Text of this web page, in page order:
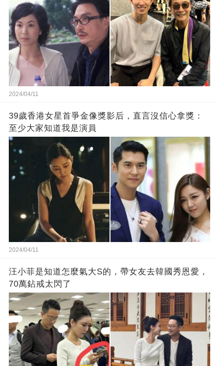
2024/04/11
39歲香港女星首爭金像獎影后，直言沒信心拿獎：
至少大家知道我是演員
2024/04/11
汪小菲是知道怎麼氣大S的，帶女友去韓國秀恩愛，
70萬鉆戒太閃了